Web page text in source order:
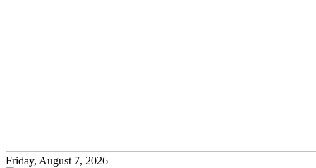
Friday, August 7, 2026